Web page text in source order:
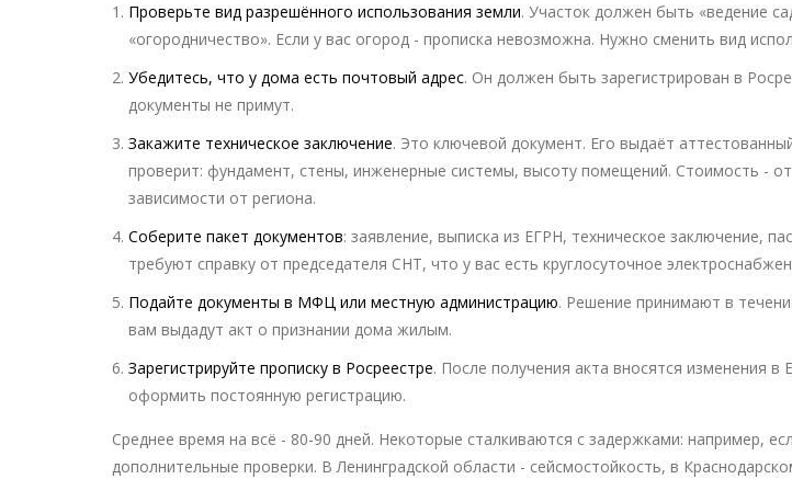
Проверьте вид разрешённого использования земли. Участок должен быть «ведение
«огородничество». Если у вас огород - прописка невозможна. Нужно сменить вид
Убедитесь, что у дома есть почтовый адрес. Он должен быть зарегистрирован в
документы не примут.
Закажите техническое заключение. Это ключевой документ. Его выдаёт
проверит: фундамент, стены, инженерные системы, высоту помещений. Стоимость -
зависимости от региона.
Соберите пакет документов: заявление, выписка из ЕГРН, техническое заключение,
требуют справку от председателя СНТ, что у вас есть круглосуточное
Подайте документы в МФЦ или местную администрацию. Решение принимают в
вам выдадут акт о признании дома жилым.
Зарегистрируйте прописку в Росреестре. После получения акта вносятся изменения
оформить постоянную регистрацию.
Среднее время на всё - 80-90 дней. Некоторые сталкиваются с задержками: например,
дополнительные проверки. В Ленинградской области - сейсмостойкость, в